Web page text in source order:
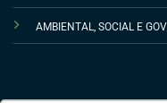
AMBIENTAL, SOCIAL E